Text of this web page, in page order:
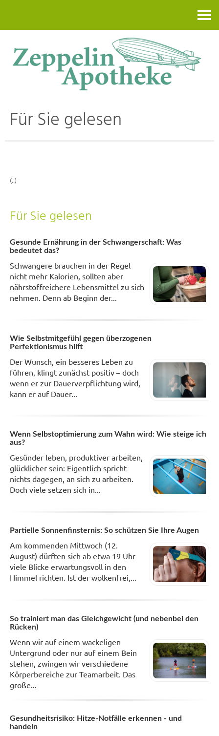
Für Sie gelesen
(..)
Für Sie gelesen
Gesunde Ernährung in der Schwangerschaft: Was
bedeutet das?
Schwangere brauchen in der Regel
nicht mehr Kalorien, sollten aber
nährstoffreichere Lebensmittel zu sich
nehmen. Denn ab Beginn der...
Wie Selbstmitgefühl gegen überzogenen
Perfektionismus hilft
Der Wunsch, ein besseres Leben zu
führen, klingt zunächst positiv – doch
wenn er zur Dauerverpflichtung wird,
kann er auf Dauer...
Wenn Selbstoptimierung zum Wahn wird: Wie steige ich
aus?
Gesünder leben, produktiver arbeiten,
glücklicher sein: Eigentlich spricht
nichts dagegen, an sich zu arbeiten.
Doch viele setzen sich in...
Partielle Sonnenfinsternis: So schützen Sie Ihre Augen
Am kommenden Mittwoch (12.
August) dürften sich ab etwa 19 Uhr
viele Blicke erwartungsvoll in den
Himmel richten. Ist der wolkenfrei,...
So trainiert man das Gleichgewicht (und nebenbei den
Rücken)
Wenn wir auf einem wackeligen
Untergrund oder nur auf einem Bein
stehen, zwingen wir verschiedene
Körperbereiche zur Teamarbeit. Das
große...
Gesundheitsrisiko: Hitze-Notfälle erkennen - und
handeln